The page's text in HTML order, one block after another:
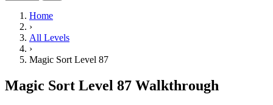
Home
›
All Levels
›
Magic Sort Level 87
Magic Sort Level 87 Walkthrough